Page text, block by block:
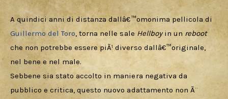
Download
A quindici anni di distanza dallâ€™omonima pellicola di
Guillermo del Toro, torna nelle sale Hellboy in un reboot
che non potrebbe essere piÃ¹ diverso dallâ€™originale,
nel bene e nel male.
Sebbene sia stato accolto in maniera negativa da
pubblico e critica, questo nuovo adattamento non Ã¨